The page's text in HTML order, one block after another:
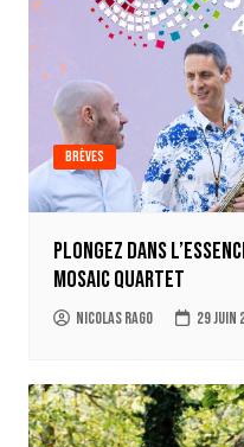
Brèves
Plongez dans
Mosaic Quartet
Nicolas Rago 29 juin